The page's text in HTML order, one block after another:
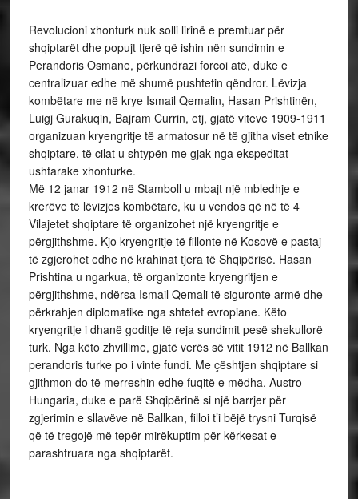
Revolucioni xhonturk nuk solli lirinë e premtuar për
shqiptarët dhe popujt tjerë që ishin nën sundimin e
Perandoris Osmane, përkundrazi forcoi atë, duke e
centralizuar edhe më shumë pushtetin qëndror. Lëvizja
kombëtare me në krye Ismail Qemalin, Hasan Prishtinën,
Luigj Gurakuqin, Bajram Currin, etj, gjatë viteve 1909-1911
organizuan kryengritje të armatosur në të gjitha viset etnike
shqiptare, të cilat u shtypën me gjak nga ekspeditat
ushtarake xhonturke.
Më 12 janar 1912 në Stamboll u mbajt një mbledhje e
krerëve të lëvizjes kombëtare, ku u vendos që në të 4
Vilajetet shqiptare të organizohet një kryengritje e
përgjithshme. Kjo kryengritje të fillonte në Kosovë e pastaj
të zgjerohet edhe në krahinat tjera të Shqipërisë. Hasan
Prishtina u ngarkua, të organizonte kryengritjen e
përgjithshme, ndërsa Ismail Qemali të siguronte armë dhe
përkrahjen diplomatike nga shtetet evropiane. Këto
kryengritje i dhanë goditje të reja sundimit pesë shekullorë
turk. Nga këto zhvillime, gjatë verës së vitit 1912 në Ballkan
perandoris turke po i vinte fundi. Me çështjen shqiptare si
gjithmon do të merreshin edhe fuqitë e mëdha. Austro-
Hungaria, duke e parë Shqipërinë si një barrjer për
zgjerimin e sllavëve në Ballkan, filloi t’i bëjë trysni Turqisë
që të tregojë më tepër mirëkuptim për kërkesat e
parashtruara nga shqiptarët.